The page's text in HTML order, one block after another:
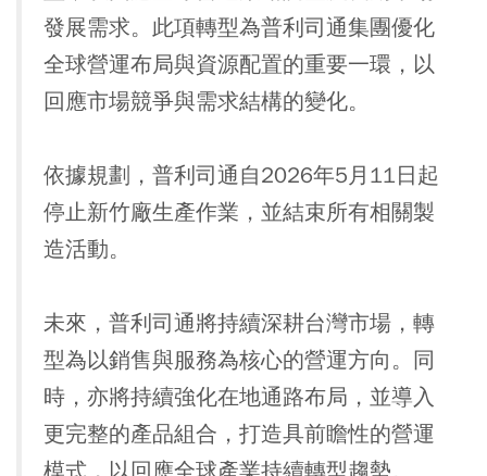
發展需求。此項轉型為普利司通集團優化
全球營運布局與資源配置的重要一環，以
回應市場競爭與需求結構的變化。
依據規劃，普利司通自2026年5月11日起
停止新竹廠生產作業，並結束所有相關製
造活動。
未來，普利司通將持續深耕台灣市場，轉
型為以銷售與服務為核心的營運方向。同
時，亦將持續強化在地通路布局，並導入
更完整的產品組合，打造具前瞻性的營運